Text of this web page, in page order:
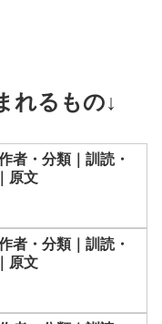
れるもの↓
者・分類｜訓読・
原文
者・分類｜訓読・
原文